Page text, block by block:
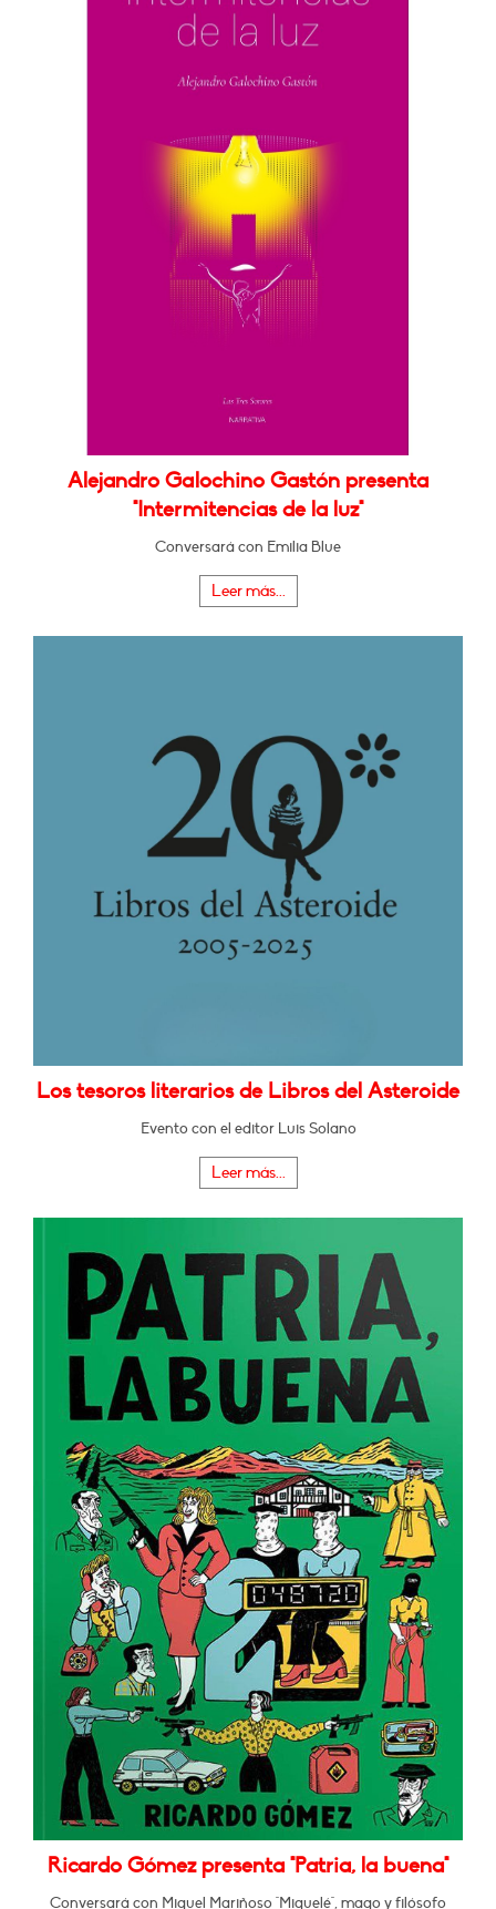
Alejandro Galochino Gastón presenta
"Intermitencias de la luz"
Conversará con Emilia Blue
Leer más...
Los tesoros literarios de Libros del Asteroide
Evento con el editor Luis Solano
Leer más...
Ricardo Gómez presenta "Patria, la buena"
Conversará con Miguel Mariñoso "Miguelé", mago y filósofo